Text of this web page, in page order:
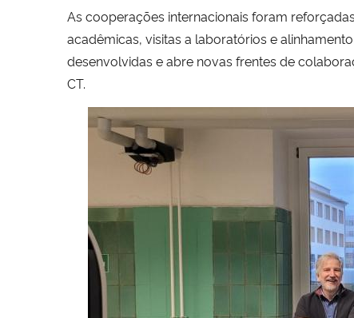
As cooperações internacionais foram
acadêmicas, visitas a laboratórios e
desenvolvidas e abre novas frentes de
CT.